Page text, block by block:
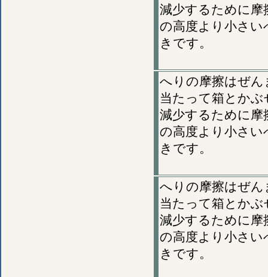
減少するために摩
の高度より小さ
きです。
へりの摩擦はぜん
当たって箱とか
減少するために摩
の高度より小さ
きです。
へりの摩擦はぜん
当たって箱とか
減少するために摩
の高度より小さ
きです。